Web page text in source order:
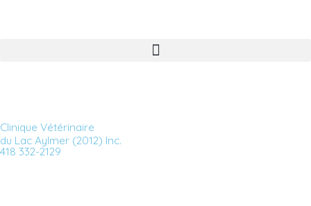
Clinique Vétérinaire
du Lac Aylmer (2012) Inc.
418 332-2129